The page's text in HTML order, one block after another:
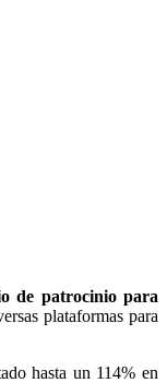
de patrocinio para
plataformas para
hasta un 114% en